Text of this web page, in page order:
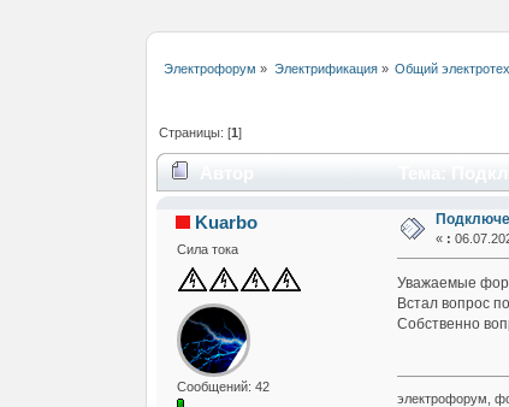
Электрофорум » Электрификация» Общий
Страницы: [1]
Kuarbo
Сила тока
Сообщений: 42
« :
Уважаемые
Встал вопрос
Собственно
электрофорум,